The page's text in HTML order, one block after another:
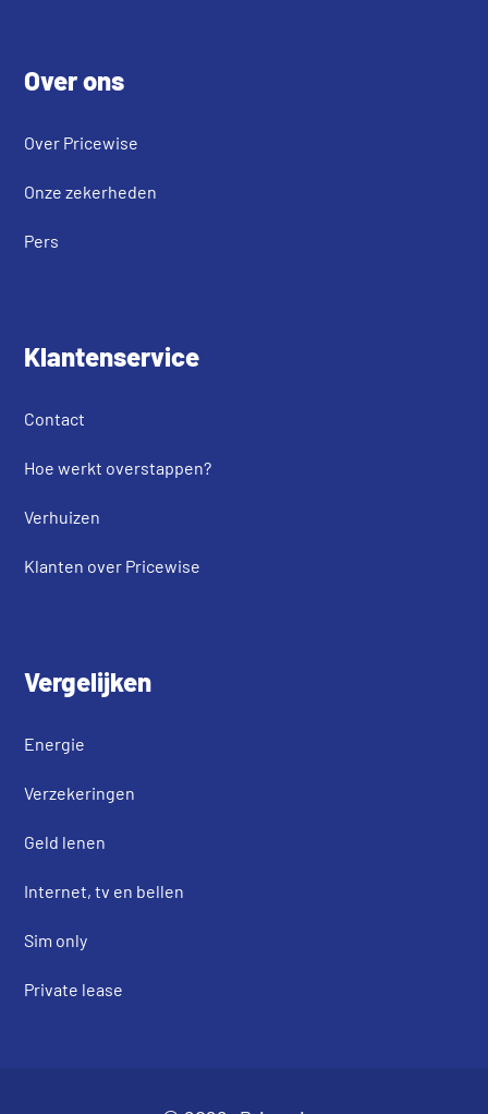
Over ons
Over Pricewise
Onze zekerheden
Pers
Klantenservice
Contact
Hoe werkt overstappen?
Verhuizen
Klanten over Pricewise
Vergelijken
Energie
Verzekeringen
Geld lenen
Internet, tv en bellen
Sim only
Private lease